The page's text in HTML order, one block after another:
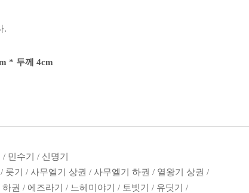
.
* 두께 4cm
민수기 / 신명기
룻기 / 사무엘기 상권 / 사무엘기 하권 / 열왕기 상권 /
권 / 에즈라기 / 느헤미야기 / 토빗기 / 유딧기 /